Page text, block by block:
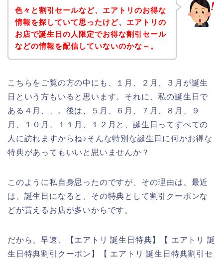
色々と割引セールなど、エアトリのお得な
情報を探していて思ったけど、エアトリの
お店で誕生日の人限定でお得な割引セール
などの情報を配信していないのかな～。
こちらをご覧の方の中にも、１月、２月、３月が誕生
日という方もいると思います。それに、私の誕生日で
ある４月、、。後は、５月、６月、７月、８月、９
月、１０月、１１月、１２月と、誕生日ってすべての
人に訪れますからね♪そんな特別な誕生日に何かお得な
特典があってもいいと思いませんか？
このように私自身思ったのですが、その理由は、最近
は、誕生日になると、その特典として割引クーポンな
どが貰えるお店が多いからです。
だから、早速、【エアトリ 誕生日特典】【 エアトリ 誕
生日特典割引クーポン】【 エアトリ 誕生日特典割引セ